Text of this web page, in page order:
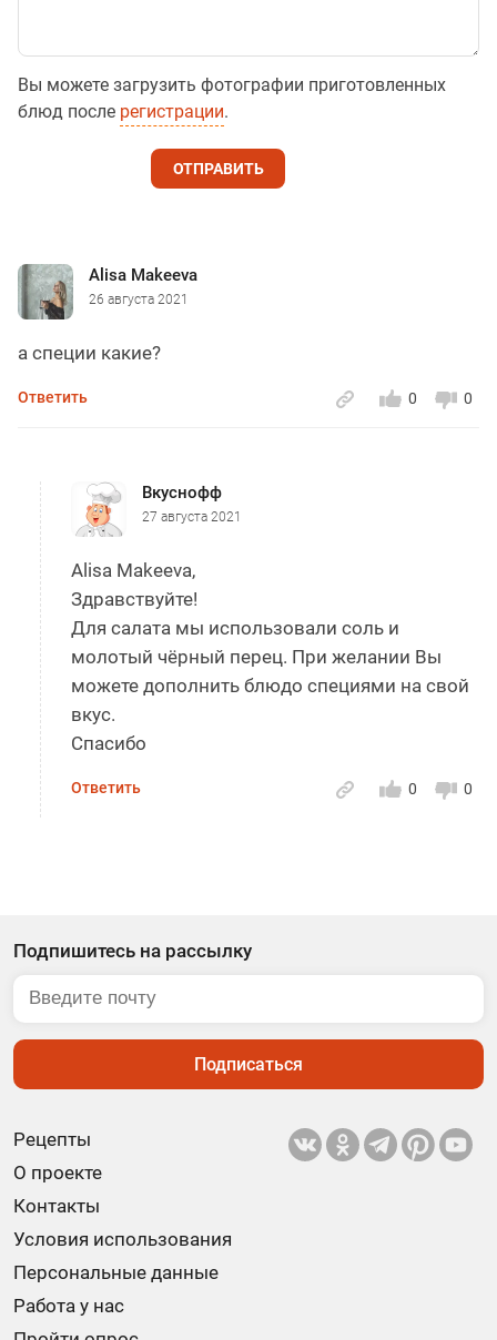
Вы можете загрузить фотографии приготовленных
блюд после регистрации.
ОТПРАВИТЬ
Alisa Makeeva
26 августа 2021
а специи какие?
0
0
Ответить
Вкуснофф
27 августа 2021
Alisa Makeeva,
Здравствуйте!
Для салата мы использовали соль и
молотый чёрный перец. При желании Вы
можете дополнить блюдо специями на свой
вкус.
Спасибо
0
0
Ответить
Рецепты
О проекте
Контакты
Условия использования
Персональные данные
Работа у нас
Подпишитесь на рассылку
Подписаться